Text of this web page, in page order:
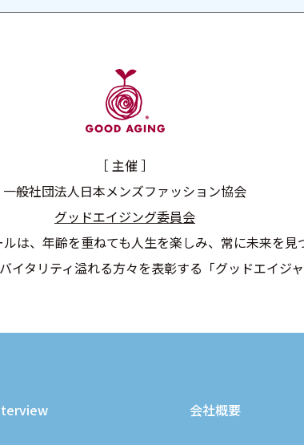
［ 主催 ］
一般社団法人日本メンズファッション協会
グッドエイジング委員会
は、年齢を重ねても人生を楽しみ、常に未来を見
タリティ溢れる方々を表彰する「グッドエイジ
会社概要